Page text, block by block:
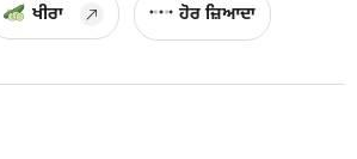
ਖੀਰਾ ਹੋਰ ਜ਼ਿਆਦਾ